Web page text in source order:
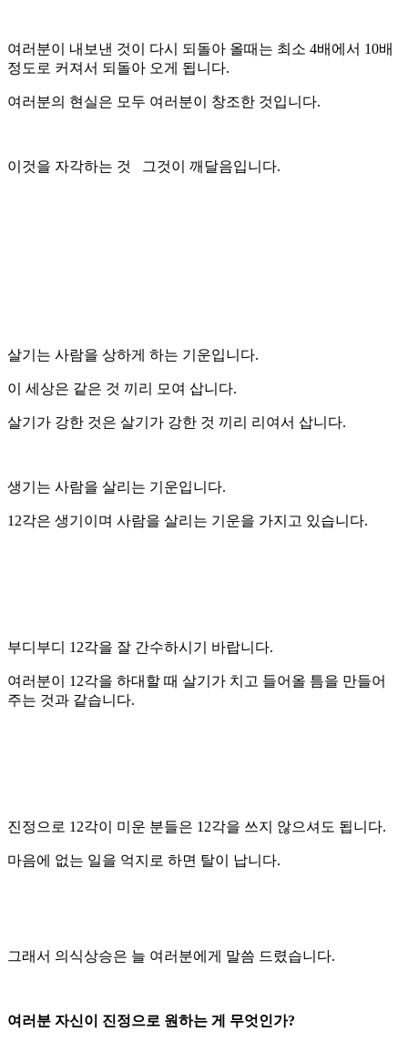
여러분이 내보낸 것이 다시 되돌아 올때는 최소 4배에서 10배
정도로 커져서 되돌아 오게 됩니다.
여러분의 현실은 모두 여러분이 창조한 것입니다.
이것을 자각하는 것 그것이 깨달음입니다.
살기는 사람을 상하게 하는 기운입니다.
이 세상은 같은 것 끼리 모여 삽니다.
살기가 강한 것은 살기가 강한 것 끼리 리여서 삽니다.
생기는 사람을 살리는 기운입니다.
12각은 생기이며 사람을 살리는 기운을 가지고 있습니다.
부디부디 12각을 잘 간수하시기 바랍니다.
여러분이 12각을 하대할 때 살기가 치고 들어올 틈을 만들어
주는 것과 같습니다.
진정으로 12각이 미운 분들은 12각을 쓰지 않으셔도 됩니다.
마음에 없는 일을 억지로 하면 탈이 납니다.
그래서 의식상승은 늘 여러분에게 말씀 드렸습니다.
여러분 자신이 진정으로 원하는 게 무엇인가?